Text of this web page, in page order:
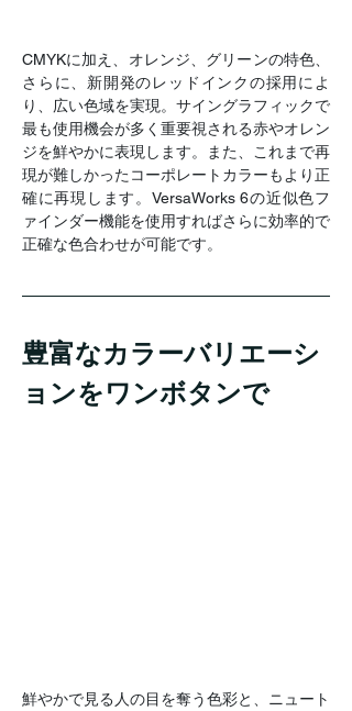
CMYKに加え、オレンジ、グリーンの特色、
さらに、新開発のレッドインクの採用によ
り、広い色域を実現。サイングラフィックで
最も使用機会が多く重要視される赤やオレン
ジを鮮やかに表現します。また、これまで再
現が難しかったコーポレートカラーもより正
確に再現します。VersaWorks 6の近似色フ
ァインダー機能を使用すればさらに効率的で
正確な色合わせが可能です。
豊富なカラーバリエーシ
ョンをワンボタンで
鮮やかで見る人の目を奪う色彩と、ニュート